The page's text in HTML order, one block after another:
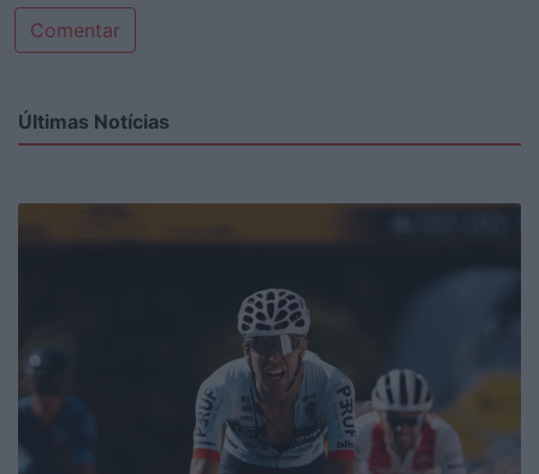
Comentar
Últimas Notícias